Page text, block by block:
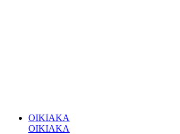
ΟΙΚΙΑΚΑ
ΟΙΚΙΑΚΑ